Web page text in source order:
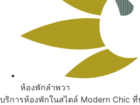
ห้องพักลำพวา
บริการห้องพักในสไตล์ Modern Chic